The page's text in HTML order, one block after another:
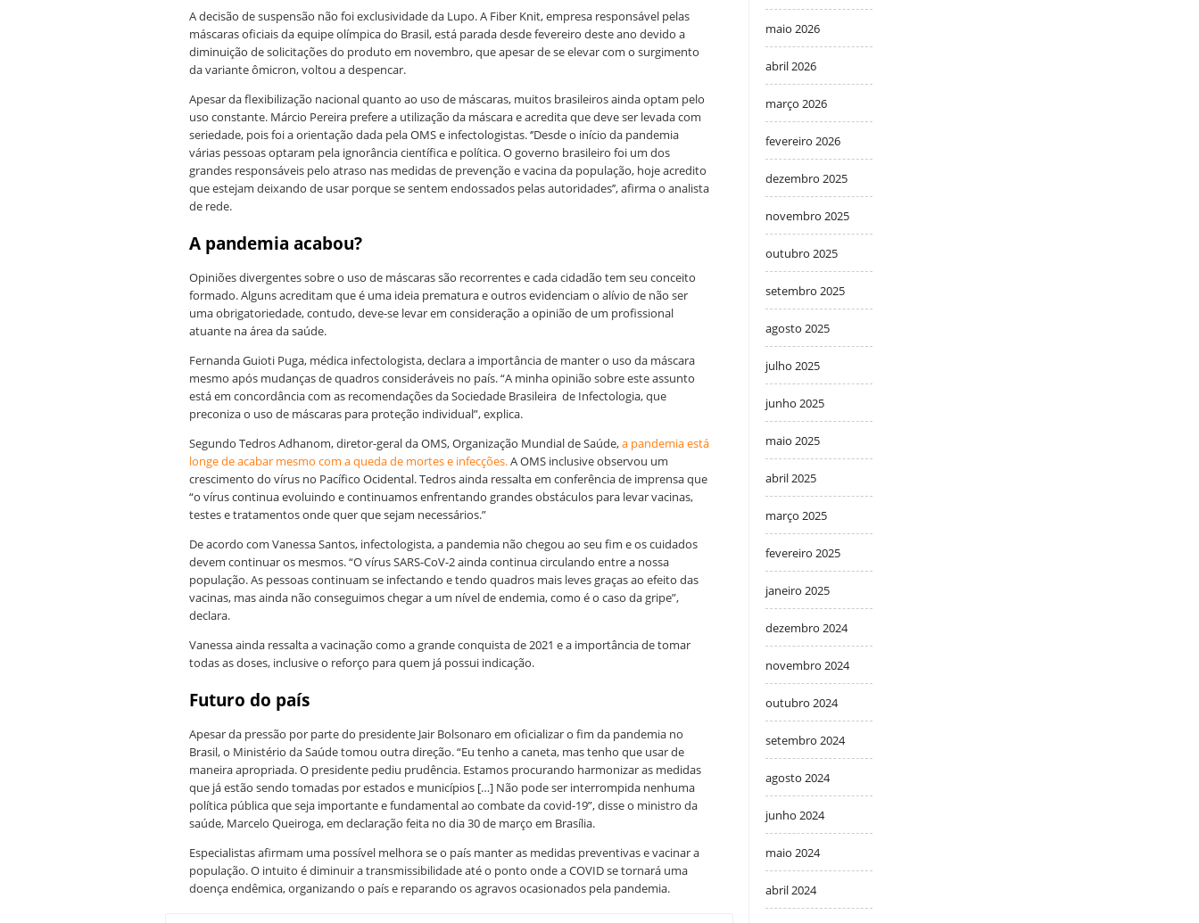
A decisão de suspensão não foi exclusividade da Lupo. A Fiber Knit, empresa responsável pelas
máscaras oficiais da equipe olímpica do Brasil, está parada desde fevereiro deste ano devido a
diminuição de solicitações do produto em novembro, que apesar de se elevar com o surgimento
da variante ômicron, voltou a despencar.
Apesar da flexibilização nacional quanto ao uso de máscaras, muitos brasileiros ainda optam pelo
uso constante. Márcio Pereira prefere a utilização da máscara e acredita que deve ser levada com
seriedade, pois foi a orientação dada pela OMS e infectologistas. ‘’Desde o início da pandemia
várias pessoas optaram pela ignorância científica e política. O governo brasileiro foi um dos
grandes responsáveis pelo atraso nas medidas de prevenção e vacina da população, hoje acredito
que estejam deixando de usar porque se sentem endossados pelas autoridades’’, afirma o analista
de rede.
A pandemia acabou?
Opiniões divergentes sobre o uso de máscaras são recorrentes e cada cidadão tem seu conceito
formado. Alguns acreditam que é uma ideia prematura e outros evidenciam o alívio de não ser
uma obrigatoriedade, contudo, deve-se levar em consideração a opinião de um profissional
atuante na área da saúde.
Fernanda Guioti Puga, médica infectologista, declara a importância de manter o uso da máscara
mesmo após mudanças de quadros consideráveis no país. “A minha opinião sobre este assunto
está em concordância com as recomendações da Sociedade Brasileira de Infectologia, que
preconiza o uso de máscaras para proteção individual”, explica.
Segundo Tedros Adhanom, diretor-geral da OMS, Organização Mundial de Saúde,a pandemia está
longe de acabar mesmo com a queda de mortes e infecções.A OMS inclusive observou um
crescimento do vírus no Pacífico Ocidental. Tedros ainda ressalta em conferência de imprensa que
“o vírus continua evoluindo e continuamos enfrentando grandes obstáculos para levar vacinas,
testes e tratamentos onde quer que sejam necessários.”
De acordo com Vanessa Santos, infectologista, a pandemia não chegou ao seu fim e os cuidados
devem continuar os mesmos.“O vírus SARS-CoV-2 ainda continua circulando entre a nossa
população. As pessoas continuam se infectando e tendo quadros mais leves graças ao efeito das
vacinas, mas ainda não conseguimos chegar a um nível de endemia, como é o caso da gripe”,
declara.
Vanessa ainda ressalta a vacinação como a grande conquista de 2021 e a importância de tomar
todas as doses, inclusive o reforço para quem já possui indicação.
Futuro do país
Apesar da pressão por parte do presidente Jair Bolsonaro em oficializar o fim da pandemia no
Brasil, o Ministério da Saúde tomou outra direção. “Eu tenho a caneta, mas tenho que usar de
maneira apropriada. O presidente pediu prudência. Estamos procurando harmonizar as medidas
que já estão sendo tomadas por estados e municípios […] Não pode ser interrompida nenhuma
política pública que seja importante e fundamental ao combate da covid-19”, disse o ministro da
saúde, Marcelo Queiroga, em declaração feita no dia 30 de março em Brasília.
Especialistas afirmam uma possível melhora se o país manter as medidas preventivas e vacinar a
população. O intuito é diminuir a transmissibilidade até o ponto onde a COVID se tornará uma
doença endêmica, organizando o país e reparando os agravos ocasionados pela pandemia.
maio 2026
abril 2026
março 2026
fevereiro 2026
dezembro 2025
novembro 2025
outubro 2025
setembro 2025
agosto 2025
julho 2025
junho 2025
maio 2025
abril 2025
março 2025
fevereiro 2025
janeiro 2025
dezembro 2024
novembro 2024
outubro 2024
setembro 2024
agosto 2024
junho 2024
maio 2024
abril 2024